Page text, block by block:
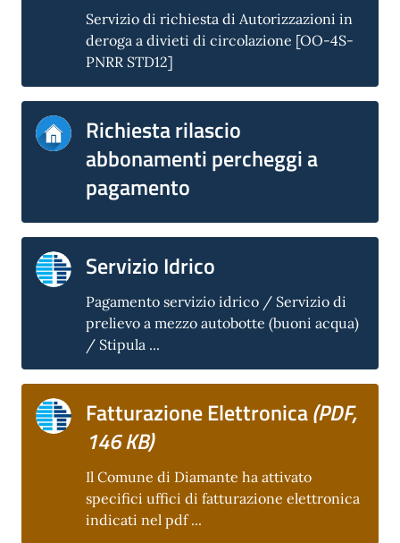
Servizio di richiesta di Autorizzazioni in
deroga a divieti di circolazione [OO-4S-
PNRR STD12]
Richiesta rilascio
abbonamenti percheggi a
pagamento
Servizio Idrico
Pagamento servizio idrico / Servizio di
prelievo a mezzo autobotte (buoni acqua)
/ Stipula ...
Fatturazione Elettronica(PDF,
146 KB)
Il Comune di Diamante ha attivato
specifici uffici di fatturazione elettronica
indicati nel pdf ...